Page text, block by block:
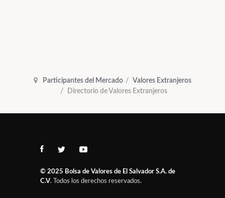
Participantes del Mercado
Valores Extranjeros
Directorio de Valores Extranjeros
© 2025 Bolsa de Valores de El Salvador S.A. de
C.V. Todos los derechos reservados.